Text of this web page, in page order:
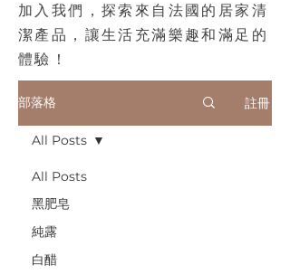
加入我們，探索來自法國的居家清
潔產品，讓生活充滿樂趣和滿足的
體驗！
部落格 註冊
All Posts
黑肥皂
純露
白醋
All Posts